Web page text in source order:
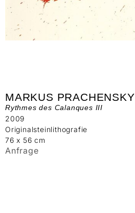
MARKUS PRACHENSKY
Rythmes des Calanques III
2009
Originalsteinlithografie
76 x 56 cm
Anfrage